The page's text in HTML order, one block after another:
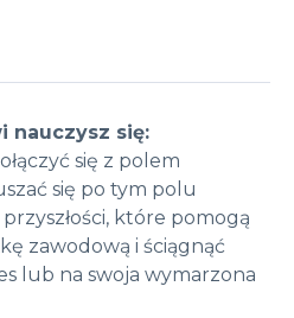
nauczysz się:
się z polem
się po tym polu
które pomogą
zawodową i ściągnąć
lub na swoja wymarzona